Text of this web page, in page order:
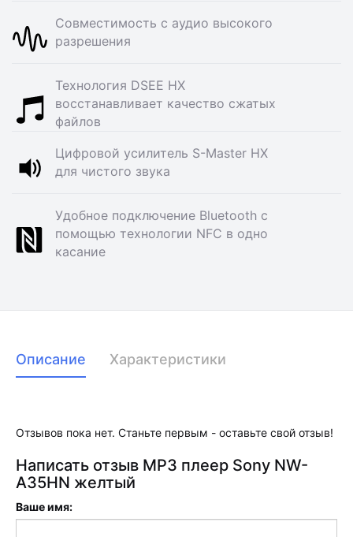
Совместимость с аудио высокого
разрешения
Технология DSEE HX
восстанавливает качество сжатых
файлов
Цифровой усилитель S-Master HX
для чистого звука
Удобное подключение Bluetooth с
помощью технологии NFC в одно
касание
Описание Характеристики
Отзывов пока нет. Станьте первым - оставьте свой отзыв!
Написать отзыв MP3 плеер Sony NW-
A35HN желтый
Ваше имя: